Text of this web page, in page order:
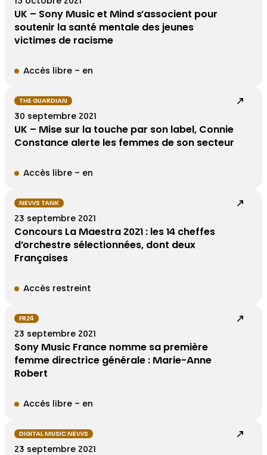
15 octobre 2021
UK – Sony Music et Mind s’associent pour
soutenir la santé mentale des jeunes
victimes de racisme
Accès libre – en
THE GUARDIAN
30 septembre 2021
UK – Mise sur la touche par son label, Connie
Constance alerte les femmes de son secteur
Accès libre – en
NEWS TANK
23 septembre 2021
Concours La Maestra 2021 : les 14 cheffes
d’orchestre sélectionnées, dont deux
Françaises
Accès restreint
FR24
23 septembre 2021
Sony Music France nomme sa première
femme directrice générale : Marie-Anne
Robert
Accès libre – en
DIGITAL MUSIC NEWS
23 septembre 2021